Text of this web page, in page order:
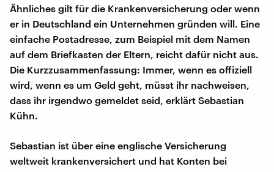
Ähnliches gilt für die Krankenversicherung oder wenn
er in Deutschland ein Unternehmen gründen will. Eine
einfache Postadresse, zum Beispiel mit dem Namen
auf dem Briefkasten der Eltern, reicht dafür nicht aus.
Die Kurzzusammenfassung: Immer, wenn es offiziell
wird, wenn es um Geld geht, müsst ihr nachweisen,
dass ihr irgendwo gemeldet seid, erklärt Sebastian
Kühn.
Sebastian ist über eine englische Versicherung
weltweit krankenversichert und hat Konten bei